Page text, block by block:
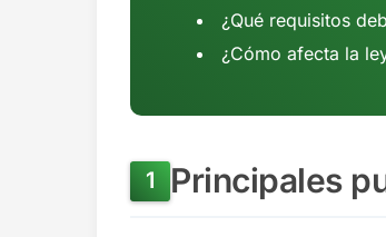
¿Qué requisitos
¿Cómo afecta la
Principales